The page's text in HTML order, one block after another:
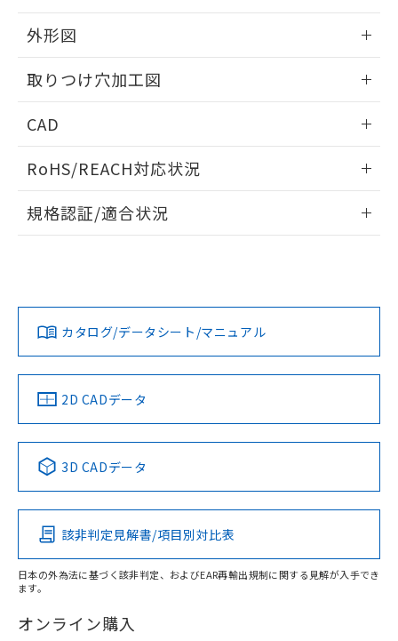
外形図
取りつけ穴加工図
CAD
ドすることができます。
ログイン/会員登録
ダウンロードデータをご利用いただく前に、以下を必ずお読
みください。
ソフトウェアの使用条件
RoHS/REACH対応状況
EU RoHS 注意事項・凡例
対応済み
中国 RoHS 注意事項・凡例
Pb Hg Cd Cr(VI)
O
在庫等で未対応品が混在する可能性があります。
規格認証/適合状況
カタログ/データシート/マニュアル
2D CADデータ
3D CADデータ
該非判定見解書/項目別対比表
日本の外為法に基づく該非判定、およびEAR再輸出規制に関する見解が入手でき
ます。
オンライン購入
および当社の共同利用者が、当社の製
引・商談に必要な範囲で利用すること
をご了承ください。
※当社の共同利用者とは、
指します。
下記の非含有証明書をダウンロードするこ
とができます。
EU RoHS指令（10物質）の非含有証明書
51物質の非含有証明書（当社基準）
るもので、過去に遡って非含有を証明する
ものではありません。
また、RoHS指令のフタル酸エステル類４
荷製品に未対応品が混在することから備考
欄に対応日を記載しておりました。
す。